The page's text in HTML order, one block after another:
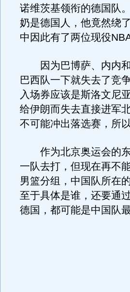
诺维茨基领衔的德国队
奶是德国人，他竟然绕
中因此有了两位现役
因为巴博萨、内内和
巴西队一下就失去了竞
入场券应该是斯洛文尼
给伊朗而失去直接进军
不可能冲出落选赛，所
作为北京奥运会的东
一队去打，但现在再不
男篮分组，中国队所在
至于具体是谁，还要通
德国，都可能是中国队